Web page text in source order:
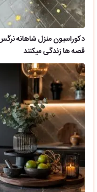
دکوراسیون منزل شاهانه
قصه ها زندگی میکنند